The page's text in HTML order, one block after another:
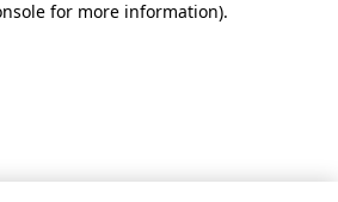
for more information).